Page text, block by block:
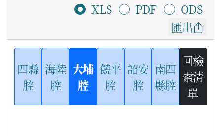
XLS
PDF
ODS
匯出
四縣
腔
海陸
腔
大埔
腔
饒平
腔
詔安
腔
南四
縣腔
回檢
索清
單